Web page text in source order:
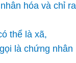
hóa và chỉ ra
thể là xã,
là chứng nhân